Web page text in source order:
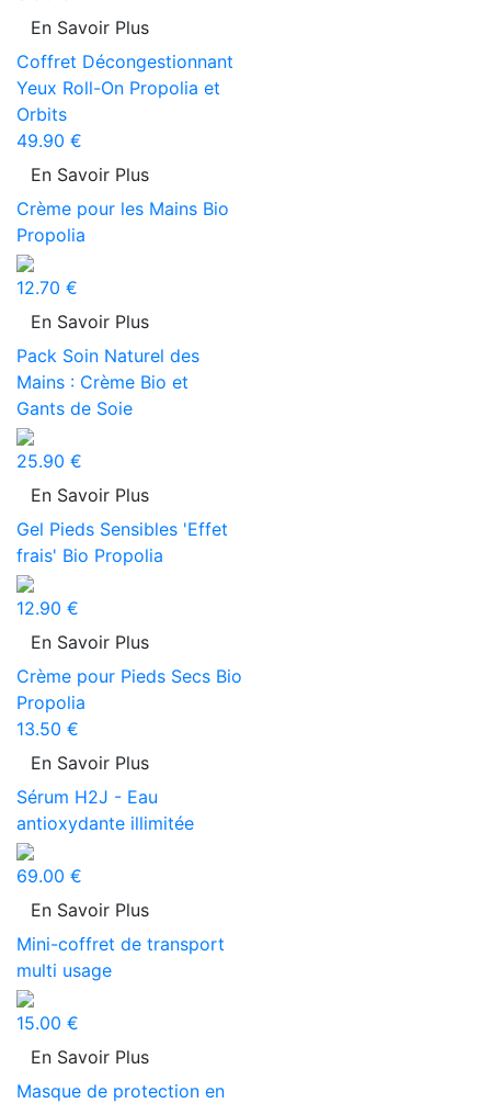
En Savoir Plus
Coffret Décongestionnant
Yeux Roll-On Propolia et
Orbits
49.90 €
En Savoir Plus
Crème pour les Mains Bio
Propolia
12.70 €
En Savoir Plus
Pack Soin Naturel des
Mains : Crème Bio et
Gants de Soie
25.90 €
En Savoir Plus
Gel Pieds Sensibles 'Effet
frais' Bio Propolia
12.90 €
En Savoir Plus
Crème pour Pieds Secs Bio
Propolia
13.50 €
En Savoir Plus
Sérum H2J - Eau
antioxydante illimitée
69.00 €
En Savoir Plus
Mini-coffret de transport
multi usage
15.00 €
En Savoir Plus
Masque de protection en